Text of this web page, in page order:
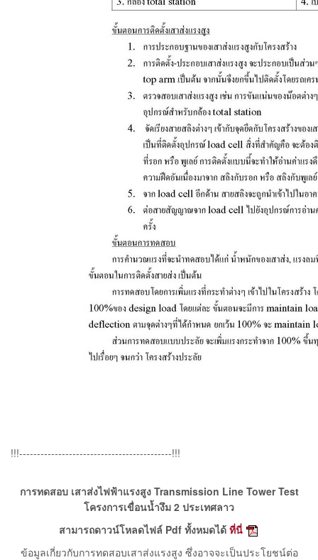
!!!-------------------------------------------!!!
การทดสอบ เสาส่งไฟฟ้าแรงสูง Transmission Line Tower Test
โครงการเขื่อนน้ำงึม 2 ประเทศลาว
สามารถดาวน์โหลดไฟล์ Pdf ทั้งหมดได้ ที่นี่
ข้อมูลเกี่ยวกับการทดสอบเสาส่งแรงสูง ซึ่งอาจจะเป็นประโยชน์ต่อ